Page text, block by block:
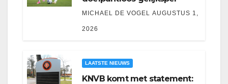
MICHAEL DE VOGEL AUGUSTUS 1,
2026
LAATSTE NIEUWS
KNVB komt met statement: